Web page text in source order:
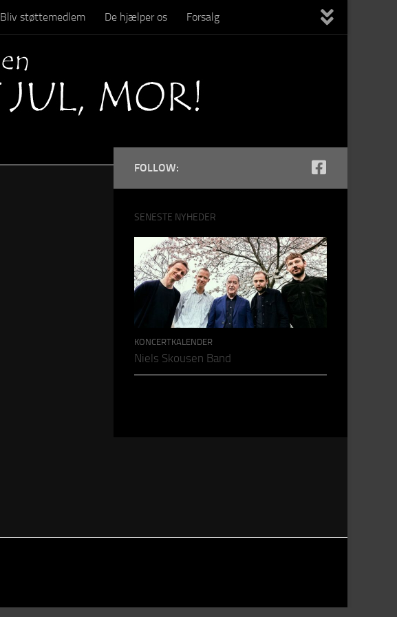
Bliv støttemedlem De hjælper os Forsalg
FOLLOW:
SENESTE NYHEDER
KONCERTKALENDER
Niels Skousen Band